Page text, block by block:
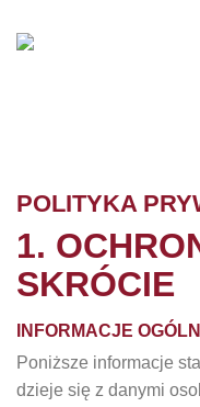
do
POLITYKA
1.
SKRÓCIE
INFORMACJE
Poniższe informacje
dzieje się z danymi